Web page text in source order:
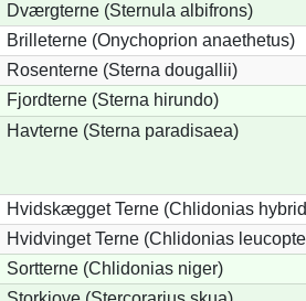
Dværgterne (Sternula albifrons)
Brilleterne (Onychoprion anaethetus)
Rosenterne (Sterna dougallii)
Fjordterne (Sterna hirundo)
Havterne (Sterna paradisaea)
Hvidskægget Terne (Chlidonias
Hvidvinget Terne (Chlidonias
Sortterne (Chlidonias niger)